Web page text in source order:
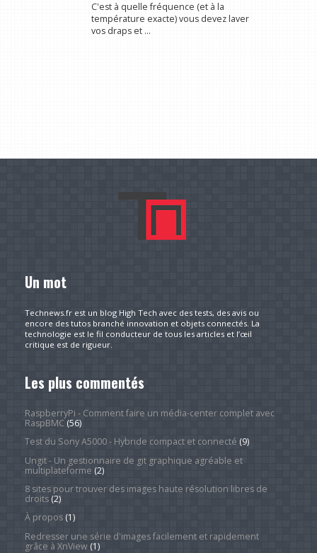
C'est à quelle fréquence (et à la
température exacte) vous devez laver
vos draps et ...
Un mot
Technews.fr est un blog High Tech avec des tests, des avis ou
encore des tutos branché innovation et objets connectés. La
technologie est le fil conducteur de tous les articles et l’œil
critique est de rigueur.
Les plus commentés
RaspberryPi - Comment faire un média-center complet avec
RaspBMC(56)
Test du Sony A5000 - Hybride compact et connecté (9)
Ungit - Un gestionnaire de git graphique agréable et
multiplateforme (2)
8 sites pour trouver des images haute résolution libres de
droits(2)
À propos(1)
Redresser une série d'images facilement et rapidement
grâce à XnView(1)